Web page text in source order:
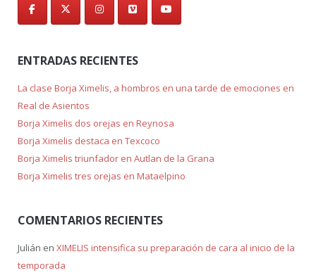
ENTRADAS RECIENTES
La clase Borja Ximelis, a hombros en una tarde de emociones en
Real de Asientos
Borja Ximelis dos orejas en Reynosa
Borja Ximelis destaca en Texcoco
Borja Ximelis triunfador en Autlan de la Grana
Borja Ximelis tres orejas en Mataelpino
COMENTARIOS RECIENTES
Julián en XIMELIS intensifica su preparación de cara al inicio de la
temporada